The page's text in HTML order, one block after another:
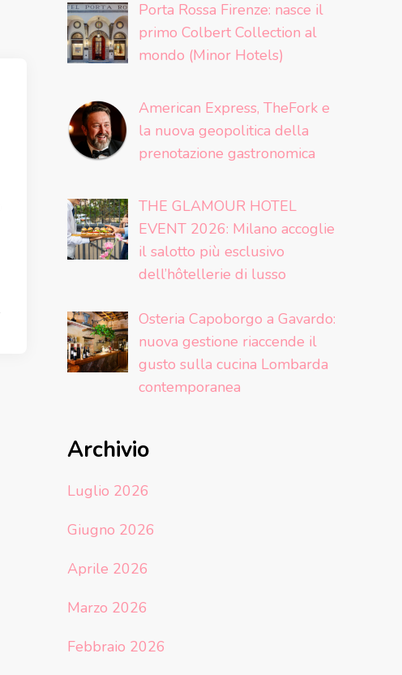
Porta Rossa Firenze: nasce il
primo Colbert Collection al
mondo (Minor Hotels)
American Express, TheFork e
la nuova geopolitica della
prenotazione gastronomica
THE GLAMOUR HOTEL
EVENT 2026: Milano accoglie
il salotto più esclusivo
dell’hôtellerie di lusso
Osteria Capoborgo a Gavardo:
nuova gestione riaccende il
gusto sulla cucina Lombarda
contemporanea
Archivio
Luglio 2026
Giugno 2026
Aprile 2026
Marzo 2026
Febbraio 2026